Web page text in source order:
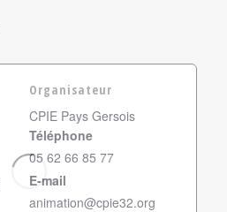
Organisateur
CPIE Pays Gersois
Téléphone
05 62 66 85 77
E-mail
animation@cpie32.org